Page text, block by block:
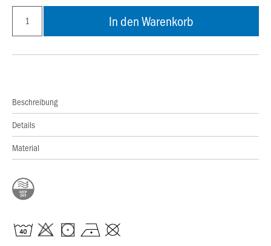
In den Warenkorb
Beschreibung
Details
Material